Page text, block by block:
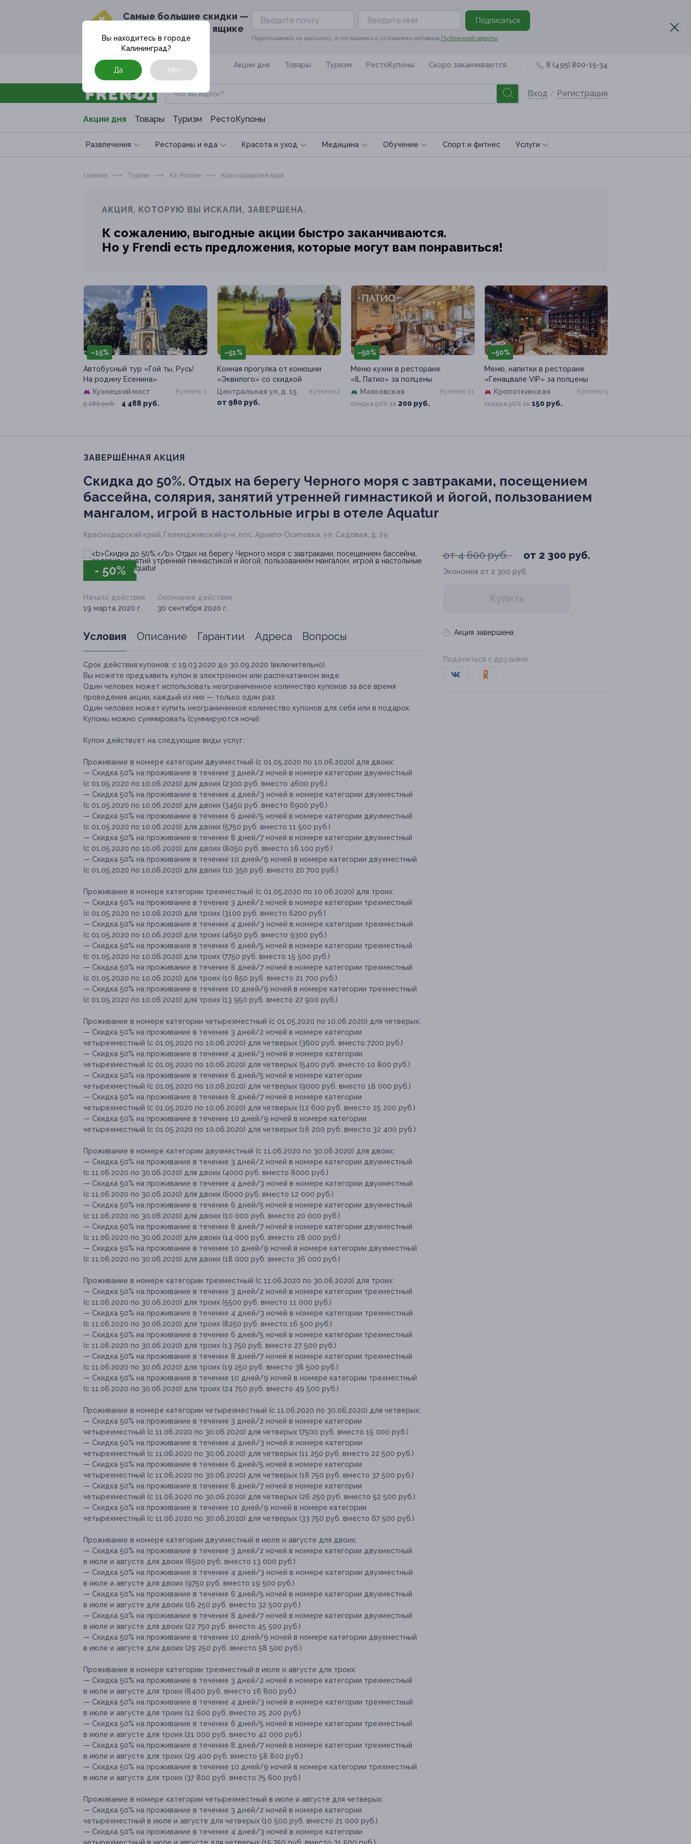
Cамые большие скидки —
в твоём почтовом ящике
Подписаться
Подписываясь на рассылку, я соглашаюсь с условиями договора Публичной оферты
Москва Акции дня Товары Туризм РестоКупоны Скоро заканчиваются 8 (495) 800-15-34
Вход / Регистрация
Акции дня Товары Туризм РестоКупоны
Развлечения Рестораны и еда Красота и уход Медицина Обучение Спoрт и фитнес Услуги
Вы находитесь в городе
Калининград?
Да Нет
Главная Туризм Юг России Краснодарский край
АКЦИЯ, КОТОРУЮ ВЫ ИСКАЛИ, ЗАВЕРШЕНА.
К сожалению, выгодные акции быстро заканчиваются.
Но у Frendi есть предложения, которые могут вам понравиться!
–15%
Автобусный тур «Гой ты, Русь!
На родину Есенина»
Кузнецкий мост
5 280 руб. 4 488 руб.
Куплено 1
–51%
Конная прогулка от конюшни
«Эквилого» со скидкой
Центральная ул, д. 15
от 980 руб.
Куплено 2
–50%
Меню кухни в ресторане
«IL Патио» за полцены
Маяковская
скидка 50% за 200 руб.
Куплено 11
–50%
Меню, напитки в ресторане
«Генацвале VIP» за полцены
Кропоткинская
скидка 50% за 150 руб.
Куплено 5
ЗАВЕРШЁННАЯ АКЦИЯ
Скидка до 50%. Отдых на берегу Черного моря с завтраками, посещением
бассейна, солярия, занятий утренней гимнастикой и йогой, пользованием
мангалом, игрой в настольные игры в отеле Aquatur
Краснодарский край, Геленджикский р-н, пос. Архипо-Осиповка, ул. Садовая, д. 29
- 50%
от 4 600 руб. от 2 300 руб.
Экономия от 2 300 руб.
Купить
Акция завершена
Поделиться с друзьями
Начало действия
19 марта 2020 г.
Окончание действия
30 сентября 2020 г.
Условия Описание Гарантии Адреса Вопросы
Срок действия купонов: с 19.03.2020 до 30.09.2020 (включительно).
Вы можете предъявить купон в электронном или распечатанном виде.
Один человек может использовать неограниченное количество купонов за все время
проведения акции, каждый из них — только один раз.
Один человек может купить неограниченное количество купонов для себя или в подарок.
Купоны можно суммировать (суммируются ночи).
Купон действует на следующие виды услуг:
Проживание в номере категории двухместный (с 01.05.2020 по 10.06.2020) для двоих:
— Скидка 50% на проживание в течение 3 дней/2 ночей в номере категории двухместный
(с 01.05.2020 по 10.06.2020) для двоих (2300 руб. вместо 4600 руб.)
— Скидка 50% на проживание в течение 4 дней/3 ночей в номере категории двухместный
(с 01.05.2020 по 10.06.2020) для двоих (3450 руб. вместо 6900 руб.)
— Скидка 50% на проживание в течение 6 дней/5 ночей в номере категории двухместный
(с 01.05.2020 по 10.06.2020) для двоих (5750 руб. вместо 11 500 руб.)
— Скидка 50% на проживание в течение 8 дней/7 ночей в номере категории двухместный
(с 01.05.2020 по 10.06.2020) для двоих (8050 руб. вместо 16 100 руб.)
— Скидка 50% на проживание в течение 10 дней/9 ночей в номере категории двухместный
(с 01.05.2020 по 10.06.2020) для двоих (10 350 руб. вместо 20 700 руб.)
Проживание в номере категории трехместный (с 01.05.2020 по 10.06.2020) для троих:
— Скидка 50% на проживание в течение 3 дней/2 ночей в номере категории трехместный
(с 01.05.2020 по 10.06.2020) для троих (3100 руб. вместо 6200 руб.)
— Скидка 50% на проживание в течение 4 дней/3 ночей в номере категории трехместный
(с 01.05.2020 по 10.06.2020) для троих (4650 руб. вместо 9300 руб.)
— Скидка 50% на проживание в течение 6 дней/5 ночей в номере категории трехместный
(с 01.05.2020 по 10.06.2020) для троих (7750 руб. вместо 15 500 руб.)
— Скидка 50% на проживание в течение 8 дней/7 ночей в номере категории трехместный
(с 01.05.2020 по 10.06.2020) для троих (10 850 руб. вместо 21 700 руб.)
— Скидка 50% на проживание в течение 10 дней/9 ночей в номере категории трехместный
(с 01.05.2020 по 10.06.2020) для троих (13 950 руб. вместо 27 900 руб.)
Проживание в номере категории четырехместный (с 01.05.2020 по 10.06.2020) для четверых:
— Скидка 50% на проживание в течение 3 дней/2 ночей в номере категории
четырехместный (с 01.05.2020 по 10.06.2020) для четверых (3600 руб. вместо 7200 руб.)
— Скидка 50% на проживание в течение 4 дней/3 ночей в номере категории
четырехместный (с 01.05.2020 по 10.06.2020) для четверых (5400 руб. вместо 10 800 руб.)
— Скидка 50% на проживание в течение 6 дней/5 ночей в номере категории
четырехместный (с 01.05.2020 по 10.06.2020) для четверых (9000 руб. вместо 18 000 руб.)
— Скидка 50% на проживание в течение 8 дней/7 ночей в номере категории
четырехместный (с 01.05.2020 по 10.06.2020) для четверых (12 600 руб. вместо 25 200 руб.)
— Скидка 50% на проживание в течение 10 дней/9 ночей в номере категории
четырехместный (с 01.05.2020 по 10.06.2020) для четверых (16 200 руб. вместо 32 400 руб.)
Проживание в номере категории двухместный (с 11.06.2020 по 30.06.2020) для двоих:
— Скидка 50% на проживание в течение 3 дней/2 ночей в номере категории двухместный
(с 11.06.2020 по 30.06.2020) для двоих (4000 руб. вместо 8000 руб.)
— Скидка 50% на проживание в течение 4 дней/3 ночей в номере категории двухместный
(с 11.06.2020 по 30.06.2020) для двоих (6000 руб. вместо 12 000 руб.)
— Скидка 50% на проживание в течение 6 дней/5 ночей в номере категории двухместный
(с 11.06.2020 по 30.06.2020) для двоих (10 000 руб. вместо 20 000 руб.)
— Скидка 50% на проживание в течение 8 дней/7 ночей в номере категории двухместный
(с 11.06.2020 по 30.06.2020) для двоих (14 000 руб. вместо 28 000 руб.)
— Скидка 50% на проживание в течение 10 дней/9 ночей в номере категории двухместный
(с 11.06.2020 по 30.06.2020) для двоих (18 000 руб. вместо 36 000 руб.)
Проживание в номере категории трехместный (с 11.06.2020 по 30.06.2020) для троих:
— Скидка 50% на проживание в течение 3 дней/2 ночей в номере категории трехместный
(с 11.06.2020 по 30.06.2020) для троих (5500 руб. вместо 11 000 руб.)
— Скидка 50% на проживание в течение 4 дней/3 ночей в номере категории трехместный
(с 11.06.2020 по 30.06.2020) для троих (8250 руб. вместо 16 500 руб.)
— Скидка 50% на проживание в течение 6 дней/5 ночей в номере категории трехместный
(с 11.06.2020 по 30.06.2020) для троих (13 750 руб. вместо 27 500 руб.)
— Скидка 50% на проживание в течение 8 дней/7 ночей в номере категории трехместный
(с 11.06.2020 по 30.06.2020) для троих (19 250 руб. вместо 38 500 руб.)
— Скидка 50% на проживание в течение 10 дней/9 ночей в номере категории трехместный
(с 11.06.2020 по 30.06.2020) для троих (24 750 руб. вместо 49 500 руб.)
Проживание в номере категории четырехместный (с 11.06.2020 по 30.06.2020) для четверых:
— Скидка 50% на проживание в течение 3 дней/2 ночей в номере категории
четырехместный (с 11.06.2020 по 30.06.2020) для четверых (7500 руб. вместо 15 000 руб.)
— Скидка 50% на проживание в течение 4 дней/3 ночей в номере категории
четырехместный (с 11.06.2020 по 30.06.2020) для четверых (11 250 руб. вместо 22 500 руб.)
— Скидка 50% на проживание в течение 6 дней/5 ночей в номере категории
четырехместный (с 11.06.2020 по 30.06.2020) для четверых (18 750 руб. вместо 37 500 руб.)
— Скидка 50% на проживание в течение 8 дней/7 ночей в номере категории
четырехместный (с 11.06.2020 по 30.06.2020) для четверых (26 250 руб. вместо 52 500 руб.)
— Скидка 50% на проживание в течение 10 дней/9 ночей в номере категории
четырехместный (с 11.06.2020 по 30.06.2020) для четверых (33 750 руб. вместо 67 500 руб.)
Проживание в номере категории двухместный в июле и августе для двоих:
— Скидка 50% на проживание в течение 3 дней/2 ночей в номере категории двухместный
в июле и августе для двоих (6500 руб. вместо 13 000 руб.)
— Скидка 50% на проживание в течение 4 дней/3 ночей в номере категории двухместный
в июле и августе для двоих (9750 руб. вместо 19 500 руб.)
— Скидка 50% на проживание в течение 6 дней/5 ночей в номере категории двухместный
в июле и августе для двоих (16 250 руб. вместо 32 500 руб.)
— Скидка 50% на проживание в течение 8 дней/7 ночей в номере категории двухместный
в июле и августе для двоих (22 750 руб. вместо 45 500 руб.)
— Скидка 50% на проживание в течение 10 дней/9 ночей в номере категории двухместный
в июле и августе для двоих (29 250 руб. вместо 58 500 руб.)
Проживание в номере категории трехместный в июле и августе для троих:
— Скидка 50% на проживание в течение 3 дней/2 ночей в номере категории трехместный
в июле и августе для троих (8400 руб. вместо 16 800 руб.)
— Скидка 50% на проживание в течение 4 дней/3 ночей в номере категории трехместный
в июле и августе для троих (12 600 руб. вместо 25 200 руб.)
— Скидка 50% на проживание в течение 6 дней/5 ночей в номере категории трехместный
в июле и августе для троих (21 000 руб. вместо 42 000 руб.)
— Скидка 50% на проживание в течение 8 дней/7 ночей в номере категории трехместный
в июле и августе для троих (29 400 руб. вместо 58 800 руб.)
— Скидка 50% на проживание в течение 10 дней/9 ночей в номере категории трехместный
в июле и августе для троих (37 800 руб. вместо 75 600 руб.)
Проживание в номере категории четырехместный в июле и августе для четверых:
— Скидка 50% на проживание в течение 3 дней/2 ночей в номере категории
четырехместный в июле и августе для четверых (10 500 руб. вместо 21 000 руб.)
— Скидка 50% на проживание в течение 4 дней/3 ночей в номере категории